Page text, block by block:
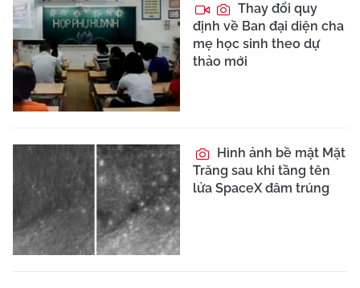
Thay đổi quy
định về Ban đại diện cha
mẹ học sinh theo dự
thảo mới
Hình ảnh bề mặt Mặt
Trăng sau khi tầng tên
lửa SpaceX đâm trúng